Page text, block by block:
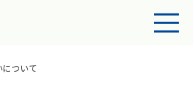
について